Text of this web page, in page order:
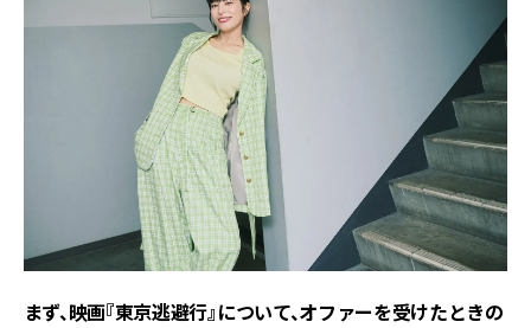
――まず、映画『東京逃避行』について、オファーを受けたときの